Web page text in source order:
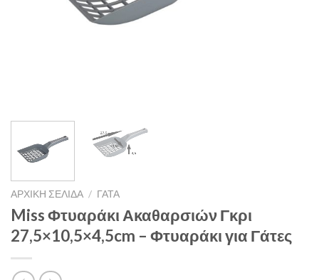
ΑΡΧΙΚΉ ΣΕΛΊΔΑ / ΓΑΤΑ
Miss Φτυαράκι Ακαθαρσιών Γκρι
27,5×10,5×4,5cm – Φτυαράκι για Γάτες